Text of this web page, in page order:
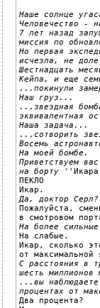
Наше солнце
Человечество -
7 лет назад
миссия по
Но первая
исчезла, не
Шестнадцать
Кейпа, и еще
...покинули
Наш груз...
...звездная
эквивалентная
Наша задача...
...сотворить
Восемь
На моей бомбе.
Приветствуем вас
на борту ''
ПЕКЛО
Да, доктор Серл?
Пожалуйста,
На более
На слабые.
Икар, сколько
С расстояния в
шесть
...вы
процентах от
Два процента?